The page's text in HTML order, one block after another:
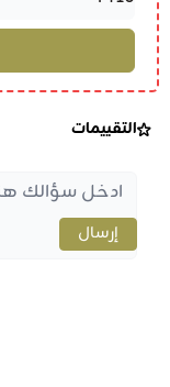
التقييمات
إرسال